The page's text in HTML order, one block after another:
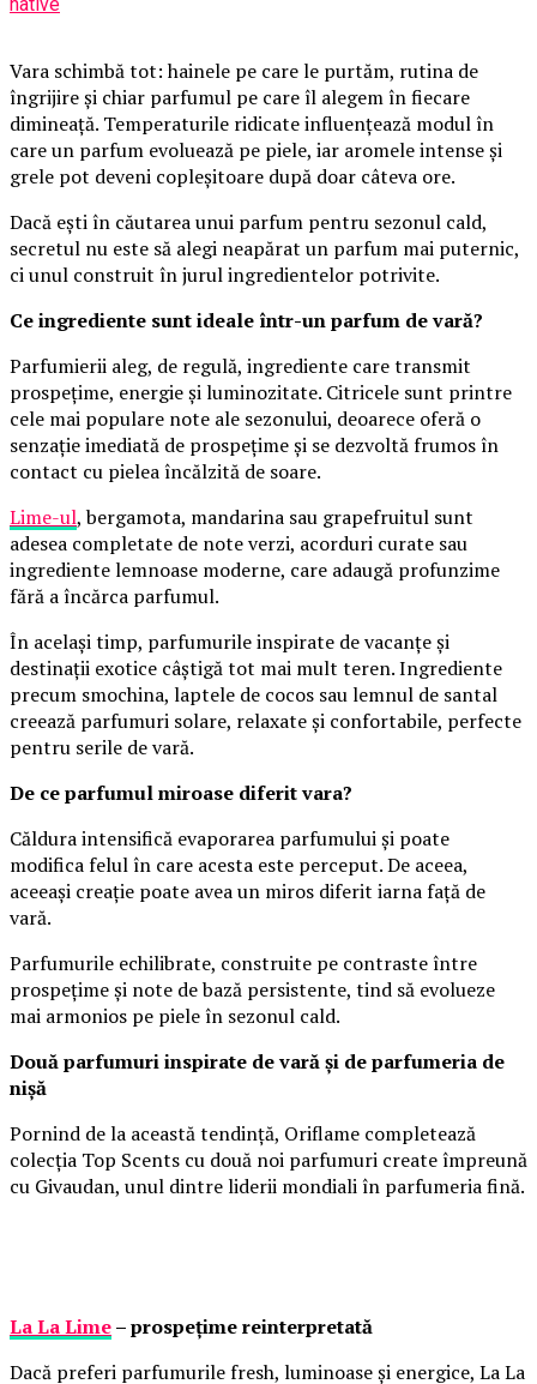
Vara schimbă tot: hainele pe care le purtăm, rutina de
îngrijire și chiar parfumul pe care îl alegem în fiecare
dimineață. Temperaturile ridicate influențează modul în
care un parfum evoluează pe piele, iar aromele intense și
grele pot deveni copleșitoare după doar câteva ore.
Dacă ești în căutarea unui parfum pentru sezonul cald,
secretul nu este să alegi neapărat un parfum mai puternic,
ci unul construit în jurul ingredientelor potrivite.
Ce ingrediente sunt ideale într-un parfum de vară?
Parfumierii aleg, de regulă, ingrediente care transmit
prospețime, energie și luminozitate. Citricele sunt printre
cele mai populare note ale sezonului, deoarece oferă o
senzație imediată de prospețime și se dezvoltă frumos în
contact cu pielea încălzită de soare.
Lime-ul, bergamota, mandarina sau grapefruitul sunt
adesea completate de note verzi, acorduri curate sau
ingrediente lemnoase moderne, care adaugă profunzime
fără a încărca parfumul.
În același timp, parfumurile inspirate de vacanțe și
destinații exotice câștigă tot mai mult teren. Ingrediente
precum smochina, laptele de cocos sau lemnul de santal
creează parfumuri solare, relaxate și confortabile, perfecte
pentru serile de vară.
De ce parfumul miroase diferit vara?
Căldura intensifică evaporarea parfumului și poate
modifica felul în care acesta este perceput. De aceea,
aceeași creație poate avea un miros diferit iarna față de
vară.
Parfumurile echilibrate, construite pe contraste între
prospețime și note de bază persistente, tind să evolueze
mai armonios pe piele în sezonul cald.
Două parfumuri inspirate de vară și de parfumeria de
nișă
Pornind de la această tendință, Oriflame completează
colecția Top Scents cu două noi parfumuri create împreună
cu Givaudan, unul dintre liderii mondiali în parfumeria fină.
La La Lime– prospețime reinterpretată
Dacă preferi parfumurile fresh, luminoase și energice, La La